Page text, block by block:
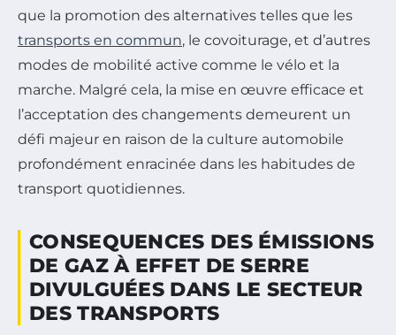
que la promotion des alternatives telles que les
transports en commun, le covoiturage, et d’autres
modes de mobilité active comme le vélo et la
marche. Malgré cela, la mise en œuvre efficace et
l’acceptation des changements demeurent un
défi majeur en raison de la culture automobile
profondément enracinée dans les habitudes de
transport quotidiennes.
CONSEQUENCES DES ÉMISSIONS
DE GAZ À EFFET DE SERRE
DIVULGUÉES DANS LE SECTEUR
DES TRANSPORTS